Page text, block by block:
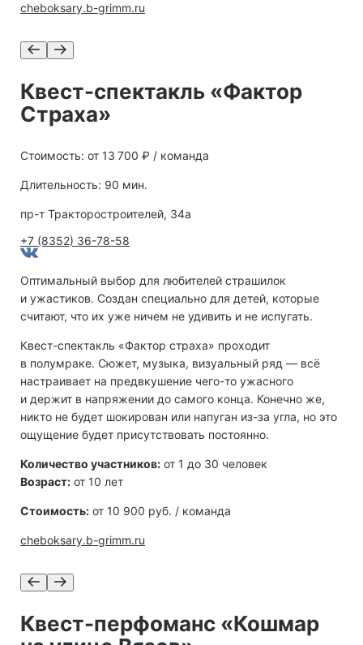
cheboksary.b-grimm.ru
Квест-спектакль «Фактор
Страха»
Стоимость: от 13 700 ₽ / команда
Длительность: 90 мин.
пр-т Тракторостроителей, 34а
+7 (8352) 36-78-58
Оптимальный выбор для любителей страшилок
и ужастиков. Создан специально для детей, которые
считают, что их уже ничем не удивить и не испугать.
Квест-спектакль «Фактор страха» проходит
в полумраке. Сюжет, музыка, визуальный ряд — всё
настраивает на предвкушение чего-то ужасного
и держит в напряжении до самого конца. Конечно же,
никто не будет шокирован или напуган из-за угла, но это
ощущение будет присутствовать постоянно.
Количество участников: от 1 до 30 человек
Возраст: от 10 лет
Стоимость: от 10 900 руб. / команда
cheboksary.b-grimm.ru
Квест-перфоманс «Кошмар